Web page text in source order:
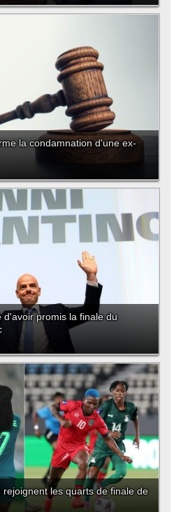
la condamnation d'une ex-
d'avoir promis la finale du
les quarts de finale de